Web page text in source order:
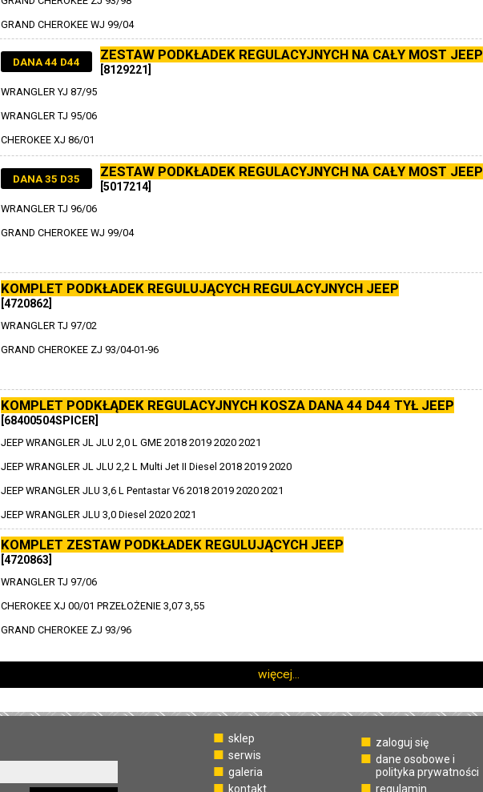
GRAND CHEROKEE WJ 99/04
ZESTAW PODKŁADEK REGULACYJNYCH NA CAŁY MOST JEEP
DANA 44 D44
[8129221]
WRANGLER YJ 87/95
WRANGLER TJ 95/06
CHEROKEE XJ 86/01
ZESTAW PODKŁADEK REGULACYJNYCH NA CAŁY MOST JEEP
DANA 35 D35
[5017214]
WRANGLER TJ 96/06
GRAND CHEROKEE WJ 99/04
KOMPLET PODKŁADEK REGULUJĄCYCH REGULACYJNYCH JEEP
[4720862]
WRANGLER TJ 97/02
GRAND CHEROKEE ZJ 93/04-01-96
KOMPLET PODKŁĄDEK REGULACYJNYCH KOSZA DANA 44 D44 TYŁ JEEP
[68400504SPICER]
JEEP WRANGLER JL JLU 2,0 L GME 2018 2019 2020 2021
JEEP WRANGLER JL JLU 2,2 L Multi Jet II Diesel 2018 2019 2020
JEEP WRANGLER JLU 3,6 L Pentastar V6 2018 2019 2020 2021
JEEP WRANGLER JLU 3,0 Diesel 2020 2021
KOMPLET ZESTAW PODKŁADEK REGULUJĄCYCH JEEP
[4720863]
WRANGLER TJ 97/06
CHEROKEE XJ 00/01 PRZEŁOŻENIE 3,07 3,55
GRAND CHEROKEE ZJ 93/96
więcej...
sklep
serwis
galeria
kontakt
zaloguj się
dane osobowe i
polityka prywatności
regulamin